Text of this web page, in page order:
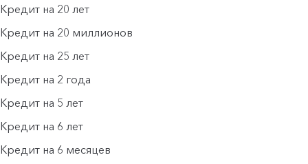
Кредит на 20 лет
Кредит на 20 миллионов
Кредит на 25 лет
Кредит на 2 года
Кредит на 5 лет
Кредит на 6 лет
Кредит на 6 месяцев